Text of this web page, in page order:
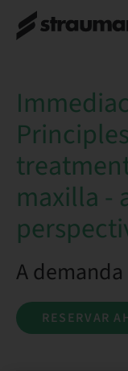
Immediacy Series
Principles of
perspective
maxilla -
A
RESERVAR